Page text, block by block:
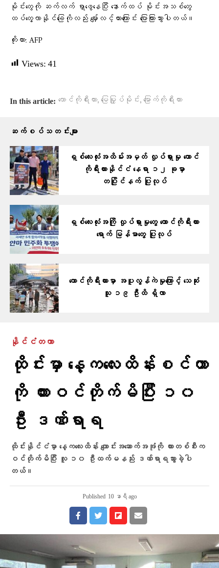
မိုင်းတွေကို ဆက်လက် ရှာဖွေနေပြီး နောက်ထပ် မိုင်းအသစ်တွေ
ထပ်တွေ့လာနိုင်ခြေကိုလည်း မျှော်လင့်ထားကြောင်း ပြောကြားသွားပါတယ်။
ကိုးကား: AFP
Views: 41
In this article: တောင်ကိုရီးယား, မြေမြှုပ်မိုင်း, မြောက်ကိုရီးယား
ဆက်စပ်သတင်းများ
ရှစ်လေးလုံးအထိမ်းအမှတ် လှုပ်ရှားမှု တောင်
ကိုရီးယားနိုင်ငံ နေရာ ၁၂ ခုမှာ
တပြိုင်နက် ပြုလုပ်
ရှစ်လေးလုံးအကြို လှုပ်ရှားမှုတွေ တောင်ကိုရီးယား
ရောက် မြန်မာတွေ ပြုလုပ်
တောင်ကိုရီးယားမှာ အပူလွန်ကဲမှုကြောင့် သေဆုံး
သူ ၁၉ ဦးထိ ရှိလာ
နိုင်ငံတကာ
ထိုင်းမှာ နေ့ကလေးထိန်းစင်တာ
ကို ကားဝင်တိုက်မိပြီး ၁၀
ဦး ဒဏ်ရာရ
ထိုင်းနိုင်ငံမှာ နေ့ကလေးထိန်း ကျောင်းအဆောက်အအုံကို ကားတစ်စီးက
ဝင်တိုက်မိပြီး လူ ၁၀ ဦးထက်မနည်း ဒဏ်ရာရသွားခဲ့ပါ
တယ်။
Published 10 နာရီ ago